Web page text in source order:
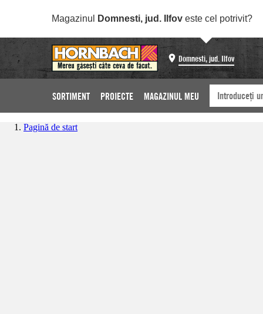
Magazinul Domnesti, jud. Ilfov este cel potrivit?
Domnesti, jud. Ilfov
SORTIMENT PROIECTE MAGAZINUL MEU
Pagină de start